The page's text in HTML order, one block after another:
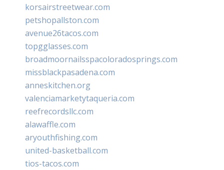
korsairstreetwear.com
petshopallston.com
avenue26tacos.com
topgglasses.com
broadmoornailsspacoloradosprings.com
missblackpasadena.com
anneskitchen.org
valenciamarketytaqueria.com
reefrecordsllc.com
alawaffle.com
aryouthfishing.com
united-basketball.com
tios-tacos.com